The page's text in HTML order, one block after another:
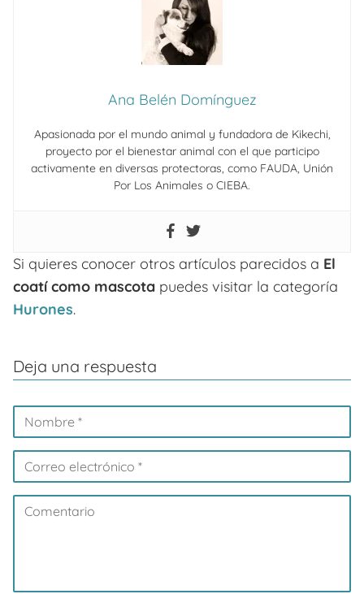
Ana Belén Domínguez
Apasionada por el mundo animal y fundadora de Kikechi,
proyecto por el bienestar animal con el que participo
activamente en diversas protectoras, como FAUDA, Unión
Por Los Animales o CIEBA.
Si quieres conocer otros artículos parecidos a El
coatí como mascota puedes visitar la categoría
Hurones.
Deja una respuesta